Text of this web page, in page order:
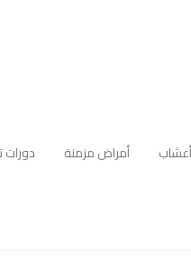
أمراض مزمنة دورات